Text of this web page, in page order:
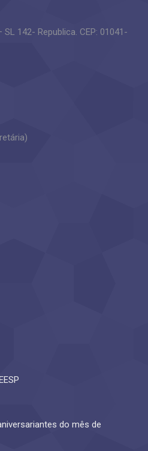
142- Republica. CEP: 01041-
do mês de